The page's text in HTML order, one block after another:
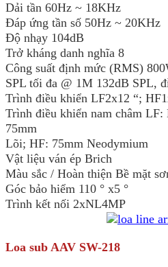
Dải tần 60Hz ~ 18KHz
Đáp ứng tần số 50Hz ~ 20KHz
Độ nhạy 104dB
Trở kháng danh nghĩa 8
Công suất định mức (RMS)
SPL tối đa @ 1M 132dB SPL,
Trình điều khiển LF2x12 “;
Trình điều khiển nam châm
75mm
Lõi; HF: 75mm Neodymium
Vật liệu ván ép Brich
Màu sắc / Hoàn thiện Bề mặt
Góc bảo hiểm 110 ° x5 °
Trình kết nối 2xNL4MP
Loa sub AAV SW-218